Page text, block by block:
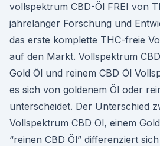
vollspektrum CBD-Öl FREI von
jahrelanger Forschung und
das erste komplette THC-freie
auf den Markt. Vollspektrum
Gold Öl und reinem CBD Öl
es sich von goldenem Öl oder
unterscheidet. Der Unterschied
Vollspektrum CBD Öl, einem
“reinen CBD Öl” differenziert